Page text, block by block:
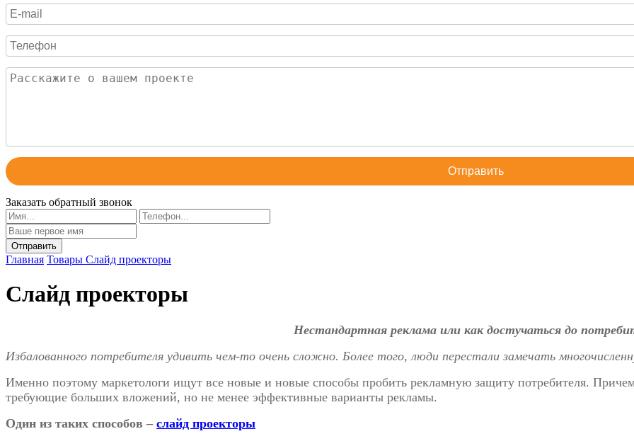
Отправить
Заказать обратный звонок
Главная Товары Слайд проекторы
Слайд проекторы
Нестандартная реклама или как достучаться до
Избалованного потребителя удивить чем-то очень сложно. Более того, люди перестали замечать
Именно поэтому маркетологи ищут все новые и новые способы пробить рекламную защиту потребителя.
требующие больших вложений, но не менее эффективные варианты рекламы.
Один из таких способов – слайд проекторы